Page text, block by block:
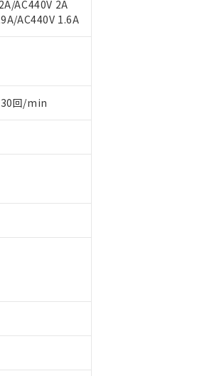
AC440V 2A
AC440V 1.6A
回/min
について、当社および当社の共同利用者
必要な範囲で利用することをご了承くだ
非含有を証明するものではありません。
完了までの期間は出荷製品に未対応品が
のことがない限り、2022年1月12日よ
キャンセル